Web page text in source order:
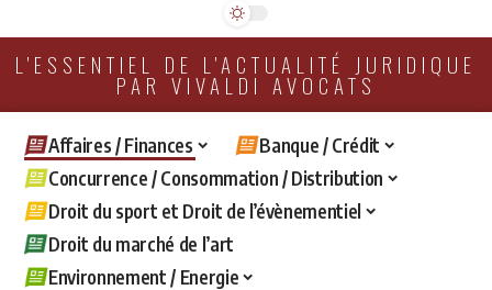
L'ESSENTIEL DE L'ACTUALITÉ JURIDIQUE
PAR VIVALDI AVOCATS
Affaires / Finances
Banque / Crédit
Concurrence / Consommation / Distribution
Droit du sport et Droit de l’évènementiel
Droit du marché de l’art
Environnement / Energie